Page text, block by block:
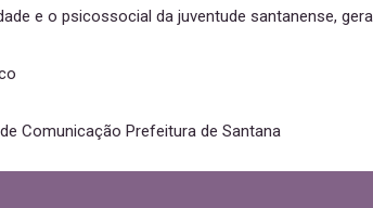
e o psicossocial da juventude santanense,
Comunicação Prefeitura de Santana